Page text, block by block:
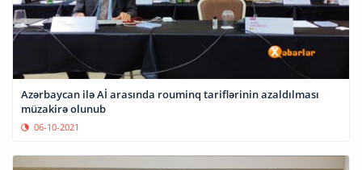
Azərbaycan ilə Aİ arasında rouminq tariflərinin azaldılması
müzakirə olunub
06-10-2021